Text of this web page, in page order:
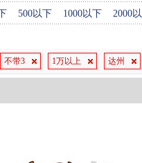
500以下 1000以下 2000
不带3 1万以上 达州